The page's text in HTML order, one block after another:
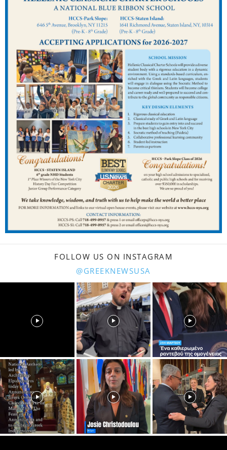
FOLLOW US ON INSTAGRAM
@GREEKNEWSUSA